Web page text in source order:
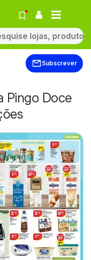
Subscrever
Pingo Doce